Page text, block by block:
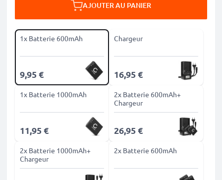
AJOUTER AU PANIER
1x Batterie 600mAh
9,95 €
Chargeur
16,95 €
1x Batterie 1000mAh
11,95 €
2x Batterie 600mAh+
Chargeur
26,95 €
2x Batterie 1000mAh+
Chargeur
2x Batterie 600mAh